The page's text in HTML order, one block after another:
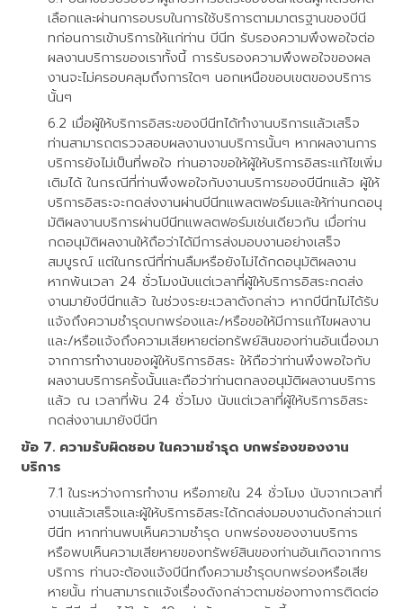
เลือกและผ่านการอบรบในการใช้บริการตามมาตรฐานของบีนี
ทก่อนการเข้าบริการให้แก่ท่าน บีนีท รับรองความพึงพอใจต่อ
ผลงานบริการของเราทั้งนี้ การรับรองความพึงพอใจของผล
งานจะไม่ครอบคลุมถึงการใดๆ นอกเหนือขอบเขตของบริการ
นั้นๆ
เมื่อผู้ให้บริการอิสระของบีนีทได้ทำงานบริการแล้วเสร็จ
ท่านสามารถตรวจสอบผลงานงานบริการนั้นๆ หากผลงานการ
บริการยังไม่เป็นที่พอใจ ท่านอาจขอให้ผู้ให้บริการอิสระแก้ไขเพิ่ม
เติมได้ ในกรณีที่ท่านพึงพอใจกับงานบริการของบีนีทแล้ว ผู้ให้
บริการอิสระจะกดส่งงานผ่านบีนีทแพลตฟอร์มและให้ท่านกดอนุ
มัติผลงานบริการผ่านบีนีทแพลตฟอร์มเช่นเดียวกัน เมื่อท่าน
กดอนุมัติผลงานให้ถือว่าได้มีการส่งมอบงานอย่างเสร็จ
สมบูรณ์ แต่ในกรณีที่ท่านลืมหรือยังไม่ได้กดอนุมัติผลงาน
หากพ้นเวลา 24 ชั่วโมงนับแต่เวลาที่ผู้ให้บริการอิสระกดส่ง
งานมายังบีนีทแล้ว ในช่วงระยะเวลาดังกล่าว หากบีนีทไม่ได้รับ
แจ้งถึงความชำรุดบกพร่องและ/หรือขอให้มีการแก้ไขผลงาน
และ/หรือแจ้งถึงความเสียหายต่อทรัพย์สินของท่านอันเนื่องมา
จากการทำงานของผู้ให้บริการอิสระ ให้ถือว่าท่านพึงพอใจกับ
ผลงานบริการครั้งนั้นและถือว่าท่านตกลงอนุมัติผลงานบริการ
แล้ว ณ เวลาที่พ้น 24 ชั่วโมง นับแต่เวลาที่ผู้ให้บริการอิสระ
กดส่งงานมายังบีนีท
ความรับผิดชอบ ในความชำรุด บกพร่องของงาน
บริการ
ในระหว่างการทำงาน หรือภายใน 24 ชั่วโมง นับจากเวลาที่
งานแล้วเสร็จและผู้ให้บริการอิสระได้กดส่งมอบงานดังกล่าวแก่
บีนีท หากท่านพบเห็นความชำรุด บกพร่องของงานบริการ
หรือพบเห็นความเสียหายของทรัพย์สินของท่านอันเกิดจากการ
บริการ ท่านจะต้องแจ้งบีนีทถึงความชำรุดบกพร่องหรือเสีย
หายนั้น ท่านสามารถแจ้งเรื่องดังกล่าวตามช่องทางการติดต่อ